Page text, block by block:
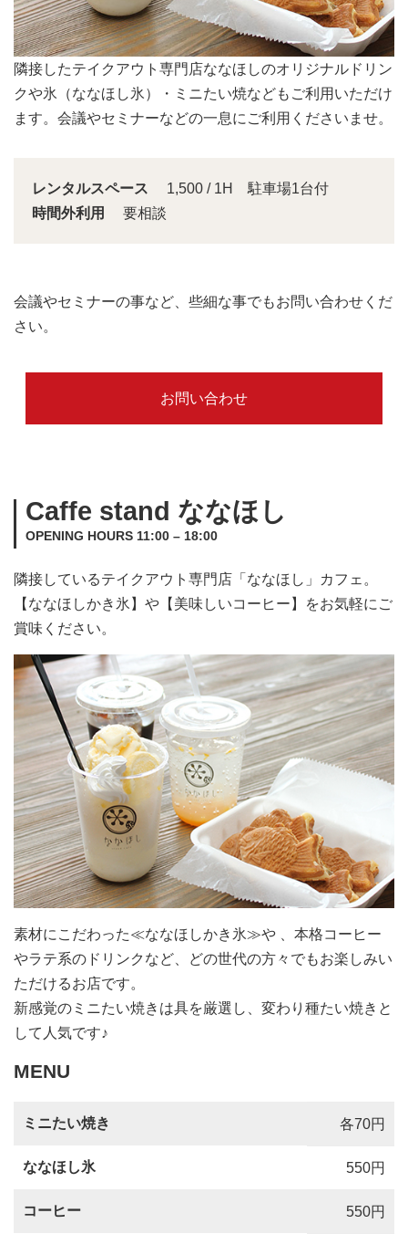
会議スペースは大きな窓から明るい日差しが入り込みま
す。
レンタルスペース
1,500 / 1H 駐車場1台付
時間外利用
要相談
会議やセミナーの事など、些細な事でもお問い合わせくだ
さい。
お問い合わせ
Caffe stand ななほし
OPENING HOURS 11:00 – 18:00
隣接しているテイクアウト専門店「ななほし」カフェ。
【ななほしかき氷】や【美味しいコーヒー】をお気軽にご
賞味ください。
素材にこだわった≪ななほしかき氷≫や 、本格コーヒー
やラテ系のドリンクなど、どの世代の方々でもお楽しみい
ただけるお店です。
新感覚のミニたい焼きは具を厳選し、変わり種たい焼きと
して人気です♪
MENU
ミニたい焼き 各70円
ななほし氷 550円
コーヒー 550円